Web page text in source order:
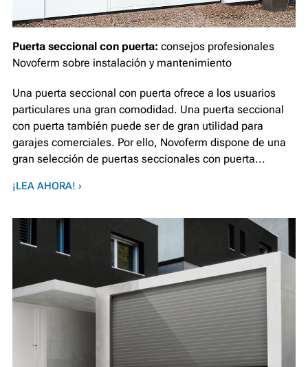
Puerta seccional con puerta: consejos profesionales
Novoferm sobre instalación y mantenimiento
Una puerta seccional con puerta ofrece a los usuarios
particulares una gran comodidad. Una puerta seccional
con puerta también puede ser de gran utilidad para
garajes comerciales. Por ello, Novoferm dispone de una
gran selección de puertas seccionales con puerta...
¡LEA AHORA! ›